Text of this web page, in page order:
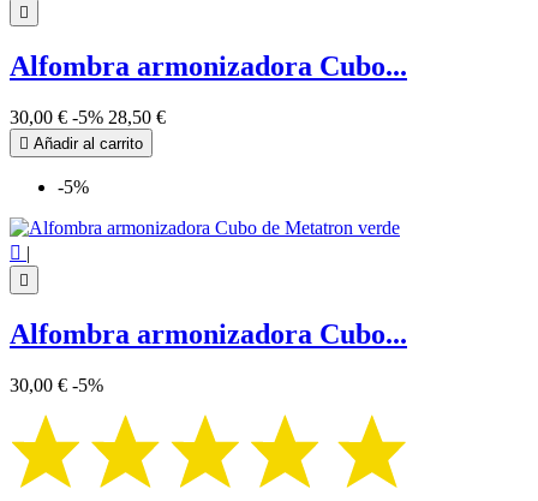

Alfombra armonizadora Cubo...
30,00 € -5% 28,50 €
 Añadir al carrito
-5%
 |

Alfombra armonizadora Cubo...
30,00 € -5%